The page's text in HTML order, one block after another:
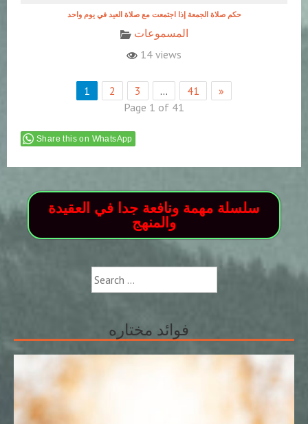
حكم صلاة الجمعة إذا اجتمعت مع صلاة العيد في يوم واحد
المسموعات
14 views
1 2 3 … 41
»
Page 1 of 41
Share this on WhatsApp
سلسلة مهمة ونافعة جدا في العقيدة
والمنهج
Search
for:
فوائد مختاره